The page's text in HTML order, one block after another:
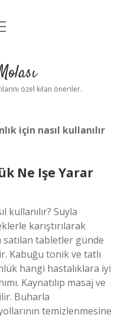
özel kılan öneriler.
için nasıl kullanılır
Ne Işe Yarar
kullanılır? Suyla
karıştırılarak
tabletler günde
Kabuğu tonik ve tatlı
hangi hastalıklara iyi
Kaynatılıp masaj ve
Buharla
temizlenmesine